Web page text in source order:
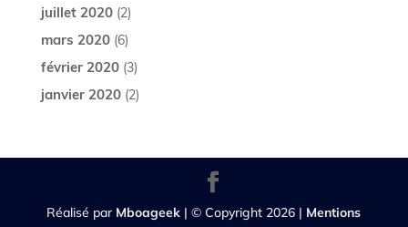
juillet 2020(2)
mars 2020(6)
février 2020(3)
janvier 2020(2)
Réalisé par Mboageek | © Copyright 2026 | Mentions